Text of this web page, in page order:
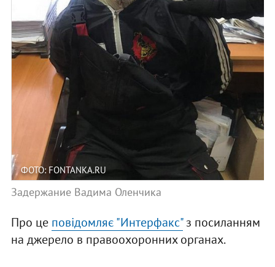
ФОТО: FONTANKA.RU
Задержание Вадима Оленчика
Про це повідомляє "Интерфакс"з посиланням
на джерело в правоохоронних органах.